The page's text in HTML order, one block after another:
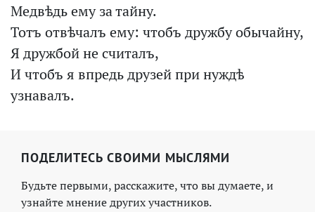
Медвѣдь ему за тайну.
Тотъ отвѣчалъ ему: чтобъ дружбу обычайну,
Я дружбой не считалъ,
И чтобъ я впредь друзей при нуждѣ
узнавалъ.
ПОДЕЛИТЕСЬ СВОИМИ МЫСЛЯМИ
Будьте первыми, расскажите, что вы думаете, и
узнайте мнение других участников.